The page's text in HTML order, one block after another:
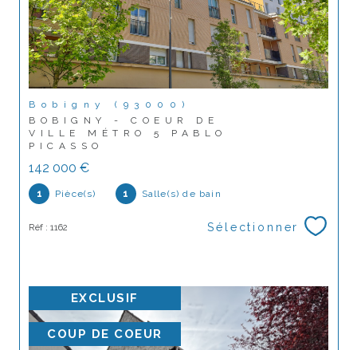
Bobigny (93000)
BOBIGNY - COEUR DE
VILLE MÉTRO 5 PABLO
PICASSO
142 000 €
1 Pièce(s) 1 Salle(s) de bain
Réf : 1162 Sélectionner
EXCLUSIF
COUP DE COEUR